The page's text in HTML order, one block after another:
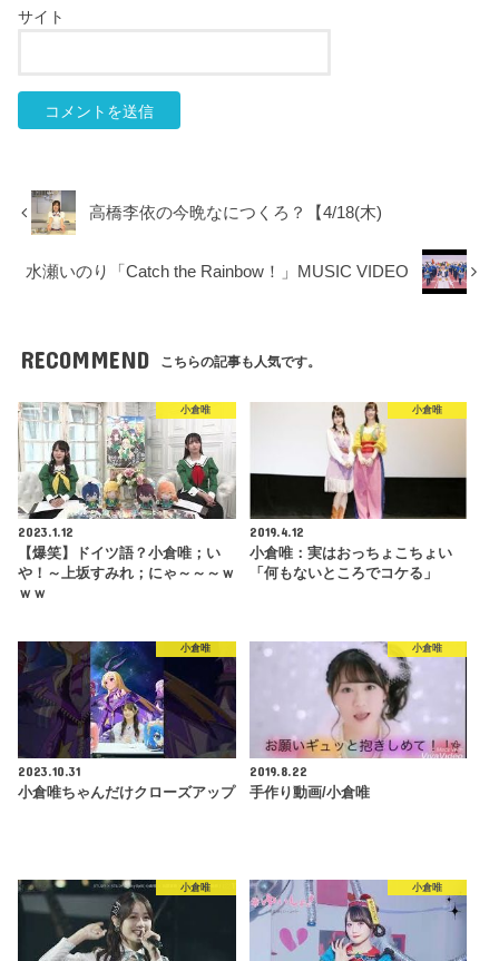
サイト
高橋李依の今晩なにつくろ？【4/18(木)
水瀬いのり「Catch the Rainbow！」MUSIC VIDEO
RECOMMEND こちらの記事も人気です。
小倉唯
2023.1.12
【爆笑】ドイツ語？小倉唯；い
や！～上坂すみれ；にゃ～～～ｗ
ｗｗ
小倉唯
2019.4.12
小倉唯：実はおっちょこちょい
「何もないところでコケる」
小倉唯
2023.10.31
小倉唯ちゃんだけクローズアップ
小倉唯
2019.8.22
手作り動画/小倉唯
小倉唯 小倉唯